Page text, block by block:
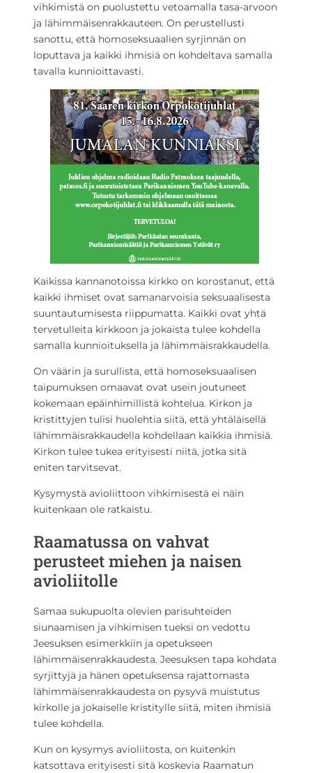
vihkimistä on puolustettu vetoamalla tasa-arvoon
ja lähimmäisenrakkauteen. On perustellusti
sanottu, että homoseksuaalien syrjinnän on
loputtava ja kaikki ihmisiä on kohdeltava samalla
tavalla kunnioittavasti.
Kaikissa kannanotoissa kirkko on korostanut, että
kaikki ihmiset ovat samanarvoisia seksuaalisesta
suuntautumisesta riippumatta. Kaikki ovat yhtä
tervetulleita kirkkoon ja jokaista tulee kohdella
samalla kunnioituksella ja lähimmäisrakkaudella.
On väärin ja surullista, että homoseksuaalisen
taipumuksen omaavat ovat usein joutuneet
kokemaan epäinhimillistä kohtelua. Kirkon ja
kristittyjen tulisi huolehtia siitä, että yhtäläisellä
lähimmäisrakkaudella kohdellaan kaikkia ihmisiä.
Kirkon tulee tukea erityisesti niitä, jotka sitä
eniten tarvitsevat.
Kysymystä avioliittoon vihkimisestä ei näin
kuitenkaan ole ratkaistu.
Raamatussa on vahvat
perusteet miehen ja naisen
avioliitolle
Samaa sukupuolta olevien parisuhteiden
siunaamisen ja vihkimisen tueksi on vedottu
Jeesuksen esimerkkiin ja opetukseen
lähimmäisenrakkaudesta. Jeesuksen tapa kohdata
syrjittyjä ja hänen opetuksensa rajattomasta
lähimmäisenrakkaudesta on pysyvä muistutus
kirkolle ja jokaiselle kristitylle siitä, miten ihmisiä
tulee kohdella.
Kun on kysymys avioliitosta, on kuitenkin
katsottava erityisesti sitä koskevia Raamatun